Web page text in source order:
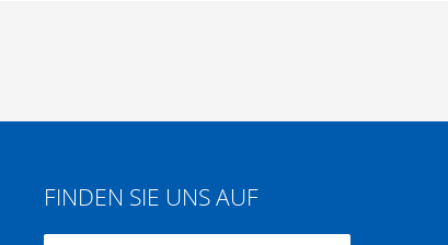
FINDEN SIE UNS AUF